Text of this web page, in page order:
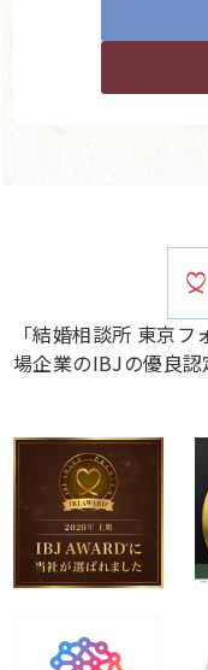
「結婚相談所 東京
場企業のIBJの優良認